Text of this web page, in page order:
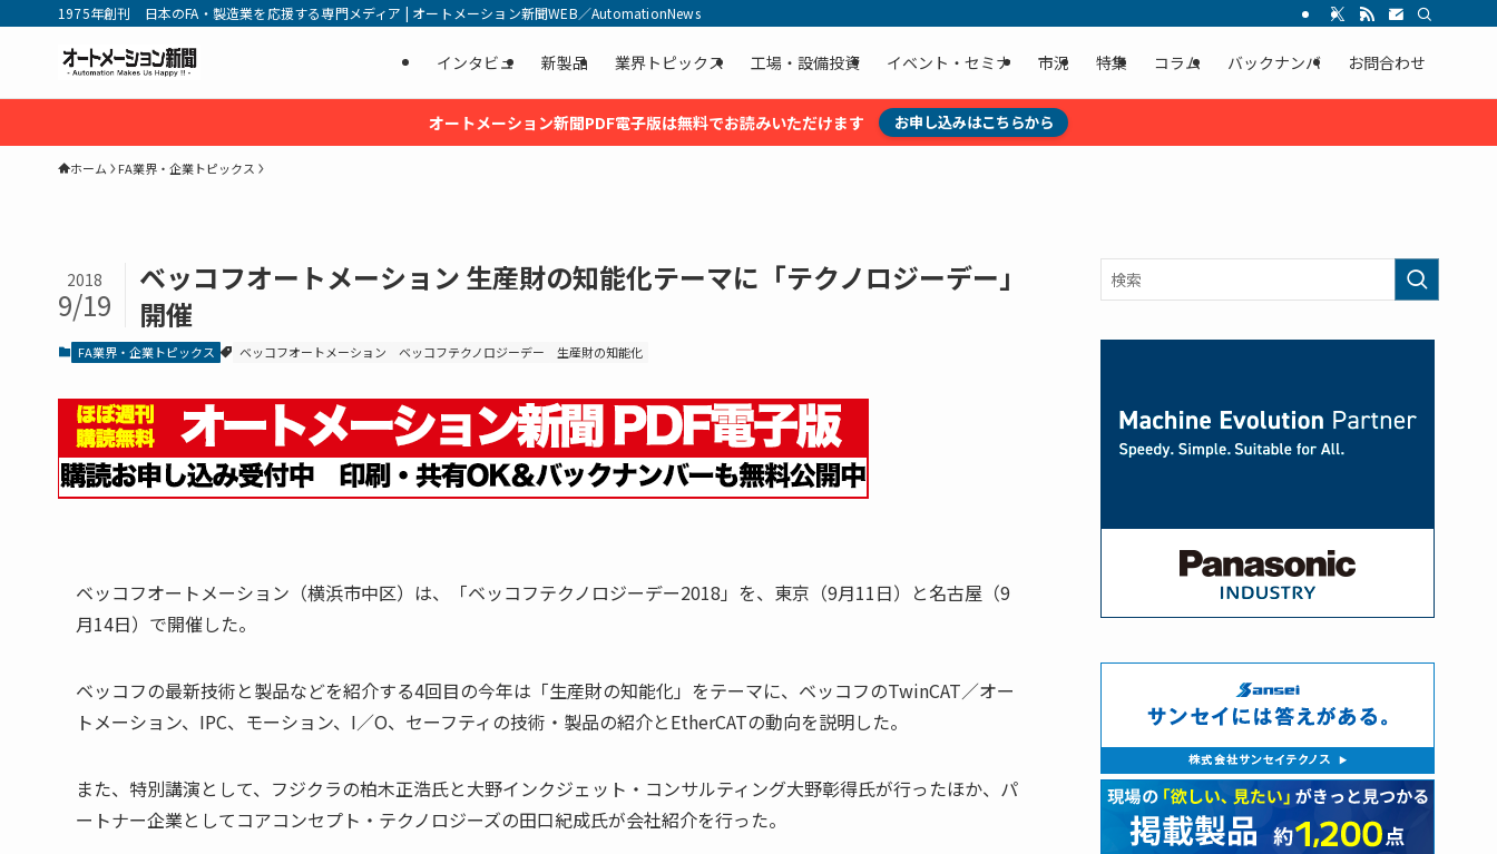
1975年創刊 日本のFA・製造業を応援する専門メディア | オートメーション新聞WEB／AutomationNews
インタビュ 新製品 業界トピックス 工場・設備投資 イベント・セミナ 市況 特集 コラム バックナンバ お問合わせ
オートメーション新聞PDF電子版は無料でお読みいただけます お申し込みはこちらから
ホーム FA業界・企業トピックス
ベッコフオートメーション 生産財の知能化テーマに「テクノロジーデー」
開催
2018
9/19
FA業界・企業トピックス ベッコフオートメーション ベッコフテクノロジーデー 生産財の知能化
ベッコフオートメーション（横浜市中区）は、「ベッコフテクノロジーデー2018」を、東京（9月11日）と名古屋（9
月14日）で開催した。
ベッコフの最新技術と製品などを紹介する4回目の今年は「生産財の知能化」をテーマに、ベッコフのTwinCAT／オー
トメーション、IPC、モーション、I／O、セーフティの技術・製品の紹介とEtherCATの動向を説明した。
また、特別講演として、フジクラの柏木正浩氏と大野インクジェット・コンサルティング大野彰得氏が行ったほか、パ
ートナー企業としてコアコンセプト・テクノロジーズの田口紀成氏が会社紹介を行った。